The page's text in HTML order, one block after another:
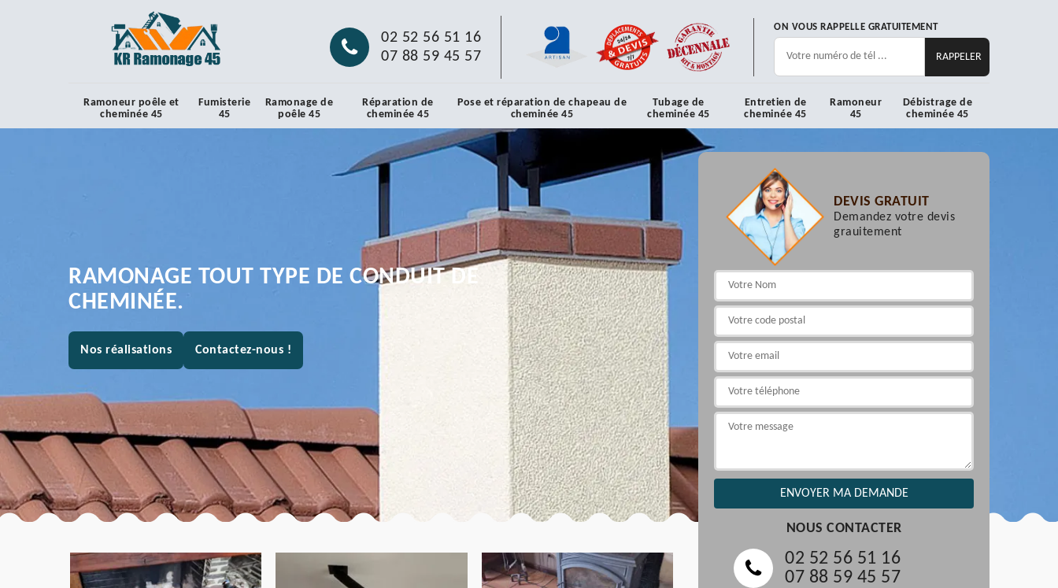
02 52 56 51 16
07 88 59 45 57
ON VOUS RAPPELLE GRATUITEMENT
Ramoneur poêle et
cheminée 45
Fumisterie
45
Ramonage de
poêle 45
Réparation de
cheminée 45
Pose et réparation de chapeau de
cheminée 45
Tubage de
cheminée 45
Entretien de
cheminée 45
Ramoneur
45
Débistrage de
cheminée 45
RAMONAGE TOUT TYPE DE CONDUIT DE
CHEMINÉE.
Nos réalisations Contactez-nous !
DEVIS GRATUIT
Demandez votre devis
grauitement
NOUS CONTACTER
02 52 56 51 16
07 88 59 45 57